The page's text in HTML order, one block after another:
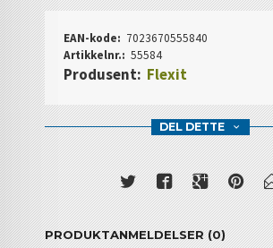
EAN-kode: 7023670555840
Artikkelnr.: 55584
Produsent: Flexit
DEL DETTE
PRODUKTANMELDELSER (0)